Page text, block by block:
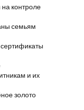
контроле
семьям
и их
золото